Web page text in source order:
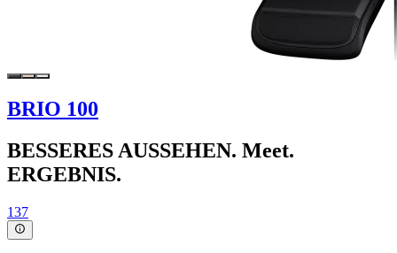
BRIO 100
BESSERES AUSSEHEN. Meet.
ERGEBNIS.
137